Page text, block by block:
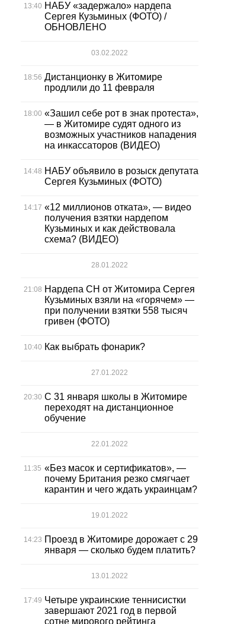
13:40 НАБУ «задержало» нардепа
Сергея Кузьминых (ФОТО) /
ОБНОВЛЕНО
03.02.2022
18:56 Дистанционку в Житомире
продлили до 11 февраля
18:00 «Зашил себе рот в знак протеста»,
— в Житомире судят одного из
возможных участников нападения
на инкассаторов (ВИДЕО)
14:48 НАБУ объявило в розыск депутата
Сергея Кузьминых (ФОТО)
14:17 «12 миллионов отката», — видео
получения взятки нардепом
Кузьминых и как действовала
схема? (ВИДЕО)
28.01.2022
21:08 Нардепа СН от Житомира Сергея
Кузьминых взяли на «горячем» —
при получении взятки 558 тысяч
гривен (ФОТО)
10:40 Как выбрать фонарик?
27.01.2022
20:30 С 31 января школы в Житомире
переходят на дистанционное
обучение
22.01.2022
11:35 «Без масок и сертификатов», —
почему Британия резко смягчает
карантин и чего ждать украинцам?
19.01.2022
14:23 Проезд в Житомире дорожает с 29
января — сколько будем платить?
13.01.2022
17:49 Четыре украинские теннисистки
завершают 2021 год в первой
сотне мирового рейтинга